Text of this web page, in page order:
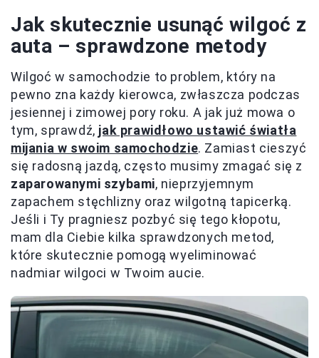
Jak skutecznie usunąć wilgoć z
auta – sprawdzone metody
Wilgoć w samochodzie to problem, który na
pewno zna każdy kierowca, zwłaszcza podczas
jesiennej i zimowej pory roku. A jak już mowa o
tym, sprawdź, jak prawidłowo ustawić światła
mijania w swoim samochodzie. Zamiast cieszyć
się radosną jazdą, często musimy zmagać się z
zaparowanymi szybami, nieprzyjemnym
zapachem stęchlizny oraz wilgotną tapicerką.
Jeśli i Ty pragniesz pozbyć się tego kłopotu,
mam dla Ciebie kilka sprawdzonych metod,
które skutecznie pomogą wyeliminować
nadmiar wilgoci w Twoim aucie.